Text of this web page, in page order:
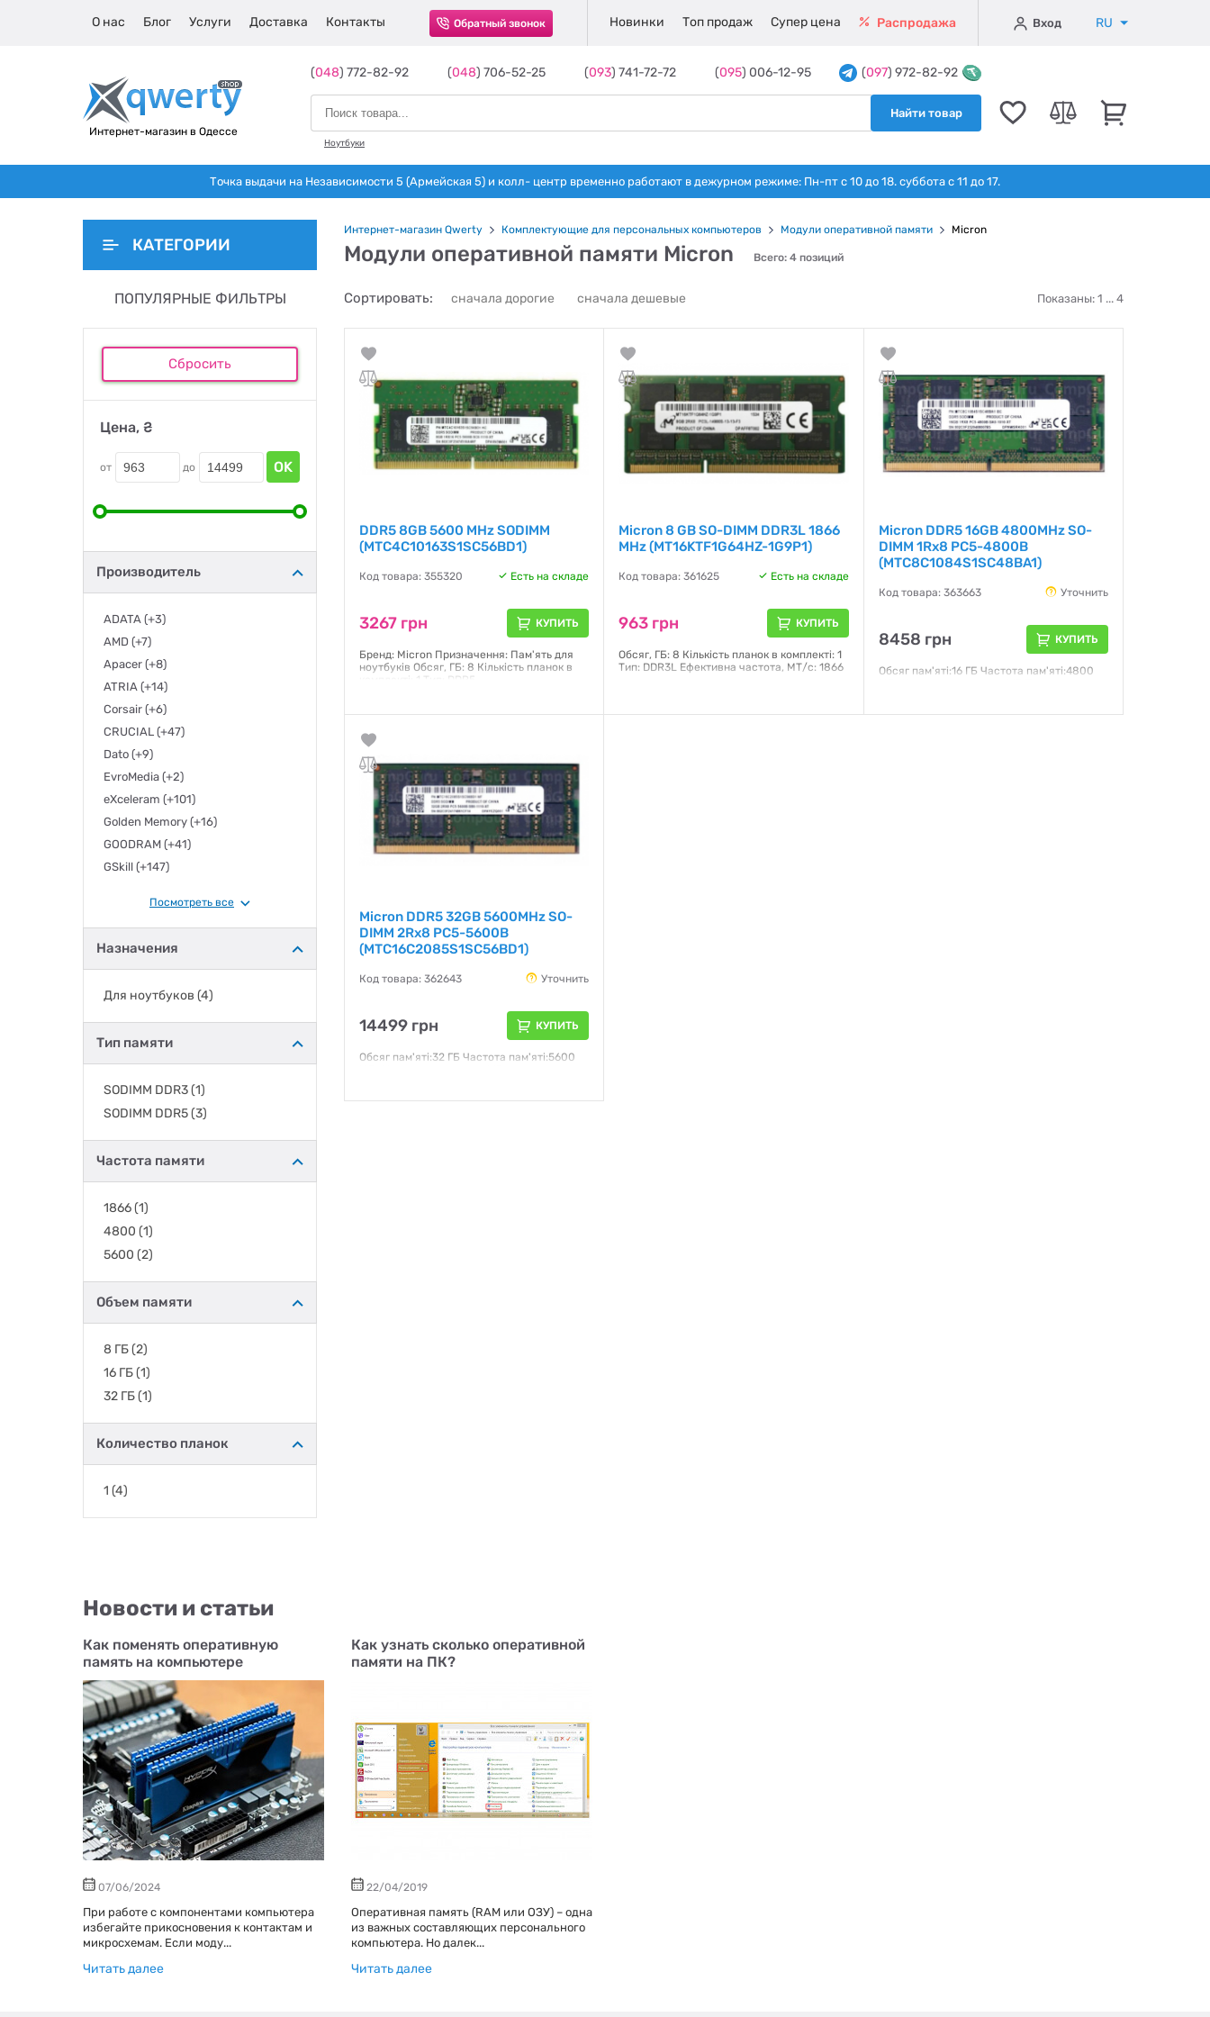
О нас Блог Услуги Доставка Контакты Обратный звонок Новинки Топ продаж Супер цена Распродажа Вход RU
Интернет-магазин в Одессе
(048) 772-82-92 (048) 706-52-25 (093) 741-72-72 (095) 006-12-95 (097) 972-82-92
Найти товар
Ноутбуки
Точка выдачи на Независимости 5 (Армейская 5) и колл- центр временно работают в дежурном режиме: Пн-пт с 10 до 18. суббота с 11 до 17.
КАТЕГОРИИ
ПОПУЛЯРНЫЕ ФИЛЬТРЫ
Сбросить
Цена, ₴
от до OK
Производитель
ADATA (+3)
AMD (+7)
Apacer (+8)
ATRIA (+14)
Corsair (+6)
CRUCIAL (+47)
Dato (+9)
EvroMedia (+2)
eXceleram (+101)
Golden Memory (+16)
GOODRAM (+41)
GSkill (+147)
INTELIGENTES(+1)
LEXAR(+4)
Micron Crucial(+5)
Patriot(+42)
PNY (+2)
Samsung(+11)
SILICON POWER(+3)
Transcend(+5)
TravelZ(+1)
Wibrand(+3)
Посмотреть все
Назначения
Для ноутбуков (4)
Тип памяти
SODIMM DDR3(1)
SODIMM DDR5(3)
Частота памяти
1866(1)
4800 (1)
5600 (2)
Объем памяти
8 ГБ(2)
16 ГБ(1)
32 ГБ(1)
Количество планок
1 (4)
Интернет-магазин Qwerty Комплектующие для персональных компьютеров Модули оперативной памяти Micron
Модули оперативной памяти Micron Всего: 4 позиций
Сортировать: сначала дорогие сначала дешевые Показаны: 1 ... 4
DDR5 8GB 5600 MHz SODIMM
(MTC4C10163S1SC56BD1)
Код товара: 355320 Есть на складе
3267 грн КУПИТЬ
Бренд: Micron Призначення: Пам'ять для
ноутбуків Обсяг, ГБ: 8 Кількість планок в
комплекті: 1 Тип: DDR5
Micron 8 GB SO-DIMM DDR3L 1866
MHz (MT16KTF1G64HZ-1G9P1)
Код товара: 361625 Есть на складе
963 грн КУПИТЬ
Обсяг, ГБ: 8 Кількість планок в комплекті: 1
Тип: DDR3L Ефективна частота, МТ/с: 1866
Micron DDR5 16GB 4800MHz SO-
DIMM 1Rx8 PC5-4800B
(MTC8C1084S1SC48BA1)
Код товара: 363663 Уточнить
8458 грн КУПИТЬ
Обсяг пам'яті:16 ГБ Частота пам'яті:4800
Micron DDR5 32GB 5600MHz SO-
DIMM 2Rx8 PC5-5600B
(MTC16C2085S1SC56BD1)
Код товара: 362643 Уточнить
14499 грн КУПИТЬ
Обсяг пам'яті:32 ГБ Частота пам'яті:5600
Новости и статьи
Как поменять оперативную
память на компьютере
07/06/2024
При работе с компонентами компьютера
избегайте прикосновения к контактам и
микросхемам. Если моду...
Читать далее
Как узнать сколько оперативной
памяти на ПК?
22/04/2019
Оперативная память (RAM или ОЗУ) – одна
из важных составляющих персонального
компьютера. Но далек...
Читать далее